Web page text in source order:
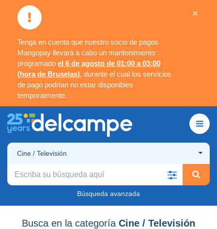
Tenga en cuenta que nuestro socio de pagos
Mangopay llevará a cabo un mantenimiento
programado el 6 de agosto de 01:00 a 03:00
(hora de Bruselas), durante el cual los servicios
de pago podrían no estar disponibles
temporalmente.
×
Cine / Televisión
Búsqueda avanzada
Busca en la categoría Cine / Televisión